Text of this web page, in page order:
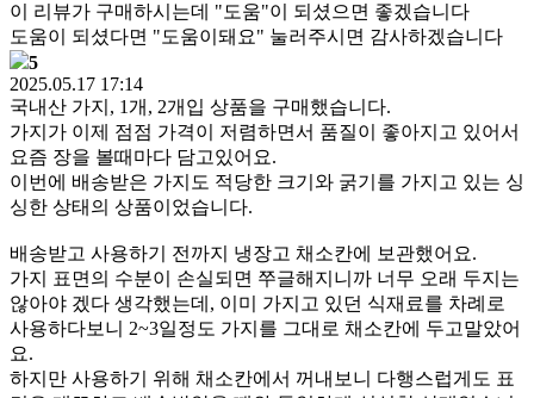
이 리뷰가 구매하시는데 "도움"이 되셨으면 좋겠습니다
도움이 되셨다면 "도움이돼요" 눌러주시면 감사하겠습니다
5
2025.05.17 17:14
국내산 가지, 1개, 2개입 상품을 구매했습니다.
가지가 이제 점점 가격이 저렴하면서 품질이 좋아지고 있어서
요즘 장을 볼때마다 담고있어요.
이번에 배송받은 가지도 적당한 크기와 굵기를 가지고 있는 싱
싱한 상태의 상품이었습니다.
배송받고 사용하기 전까지 냉장고 채소칸에 보관했어요.
가지 표면의 수분이 손실되면 쭈글해지니까 너무 오래 두지는
않아야 겠다 생각했는데, 이미 가지고 있던 식재료를 차례로
사용하다보니 2~3일정도 가지를 그대로 채소칸에 두고말았어
요.
하지만 사용하기 위해 채소칸에서 꺼내보니 다행스럽게도 표